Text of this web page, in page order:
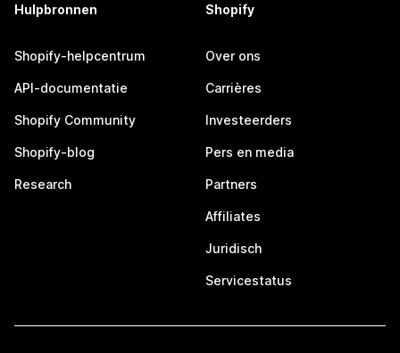
Hulpbronnen
Shopify-helpcentrum
API-documentatie
Shopify Community
Shopify-blog
Research
Shopify
Over ons
Carrières
Investeerders
Pers en media
Partners
Affiliates
Juridisch
Servicestatus